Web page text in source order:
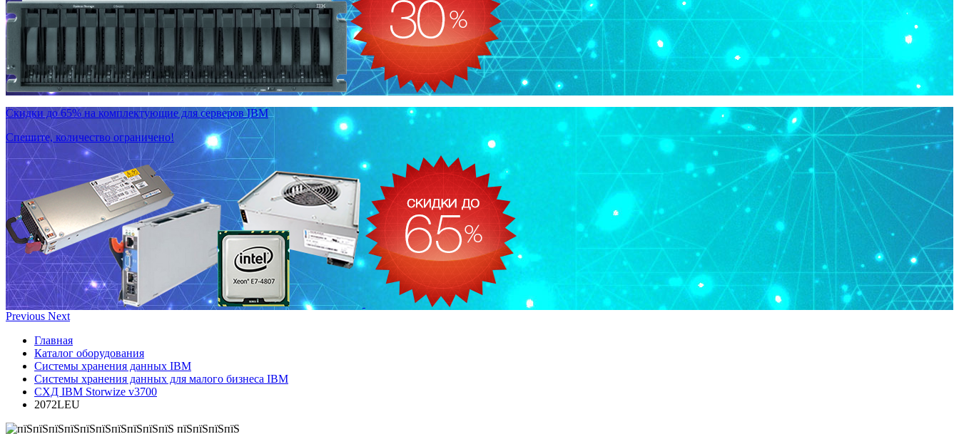
Скидки до 65% на комплектующие для серверов IBM
Спешите, количество ограничено!
Previous Next
Главная
Каталог оборудования
Системы хранения данных IBM
Системы хранения данных для малого бизнеса IBM
СХД IBM Storwize v3700
2072LEU